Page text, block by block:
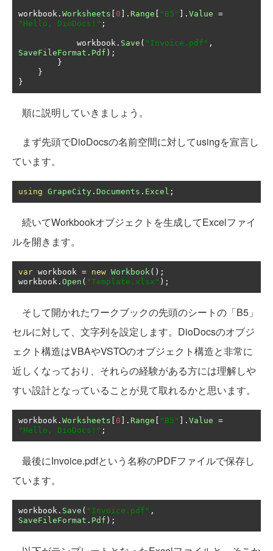
workbook . Worksheets 0 ]. Range "B5" ]. Value =
"Hello, DioDocs!" ;
            workbook
. Save ( "Invoice.pdf" ,
SaveFileFormat . Pdf );
}
}
}
順に説明していきましょう。
まず先頭でDioDocsの名前空間に対してusingを宣言し
ています。
using GrapeCity . Documents . Excel ;
続いてWorkbookオブジェクトを生成してExcelファイ
ルを開きます。
var workbook = new Workbook();
workbook . Open ( "Template.xlsx" );
そして開かれたワークブックの先頭のシートの「B5」
セルに対して、文字列を設定します。DioDocsのオブジ
ェクト構造はVBAやVSTOのオブジェクト構造と非常に
近しくなっており、それらの経験がある方には理解しや
すい設計となっていることが見て取れるかと思います。
workbook . Worksheets 0 ]. Range "B5" ]. Value =
"Hello, DioDocs!" ;
最後にInvoice.pdfという名称のPDFファイルで保存し
ています。
workbook . Save ( "Invoice.pdf" ,
SaveFileFormat . Pdf );